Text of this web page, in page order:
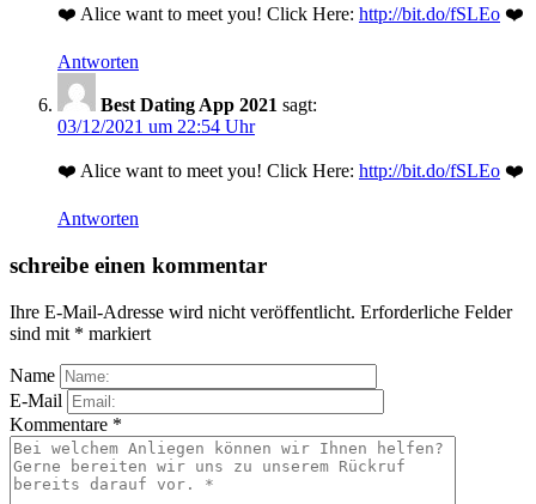
❤️ Alice want to meet you! Click Here: http://bit.do/fSLEo ❤️
Antworten
Best Dating App 2021 sagt:
03/12/2021 um 22:54 Uhr
❤️ Alice want to meet you! Click Here: http://bit.do/fSLEo ❤️
Antworten
schreibe einen kommentar
Ihre E-Mail-Adresse wird nicht veröffentlicht. Erforderliche Felder
sind mit * markiert
Name
E-Mail
Kommentare *